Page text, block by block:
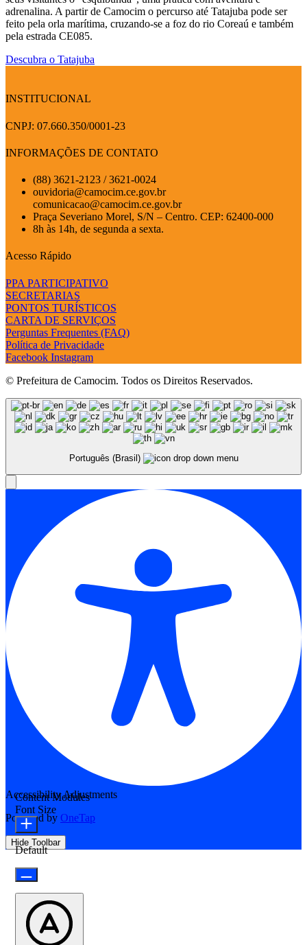
adrenalina. A partir de Camocim o percurso até Tatajuba pode ser
feito pela orla marítima, cruzando-se a foz do rio Coreaú e também
pela estrada CE085.
Descubra o Tatajuba
INSTITUCIONAL
CNPJ: 07.660.350/0001-23
INFORMAÇÕES DE CONTATO
(88) 3621-2123 / 3621-0024
ouvidoria@camocim.ce.gov.br
comunicacao@camocim.ce.gov.br
Praça Severiano Morel, S/N – Centro. CEP: 62400-000
8h às 14h, de segunda a sexta.
Acesso Rápido
PPA PARTICIPATIVO
SECRETARIAS
PONTOS TURÍSTICOS
CARTA DE SERVIÇOS
Perguntas Frequentes (FAQ)
Política de Privacidade
Facebook Instagram
© Prefeitura de Camocim. Todos os Direitos Reservados.
Português (Brasil)
Accessibility Adjustments
Powered by OneTap
Hide Toolbar
Content Modules
Font Size
Default